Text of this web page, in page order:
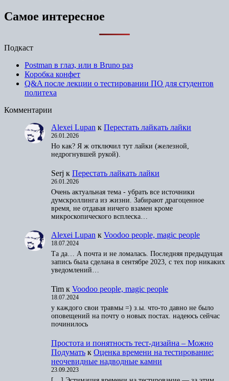
Самое интересное
Подкаст
Postman в глаз, или в Bruno раз
Коробка конфет
Q&A после лекции о тестировании ПО для студентов
политеха
Комментарии
Alexei Lupan к Перестать лайкать лайки
26.01.2026
Но как? Я ж отключил тут лайки (железной,
недрогнувшей рукой).
Serj к Перестать лайкать лайки
26.01.2026
Очень актуальная тема - убрать все источники
думскроллинга из жизни. Забирают драгоценное
время, не отдавая ничего взамен кроме
микроскопического всплеска…
Alexei Lupan к Voodoo people, magic people
18.07.2024
Та да… А почта и не ломалась. Последняя предыдущая
запись была сделана в сентябре 2023, с тех пор никаких
уведомлений…
Tim к Voodoo people, magic people
18.07.2024
у каждого свои травмы =) з.ы. что-то давно не было
оповещений на почту о новых постах. надеюсь сейчас
починилось
Простота и понятность тест-дизайна – Можно
Подумать к Оценка времени на тестирование:
неочевидные надводные камни
23.09.2023